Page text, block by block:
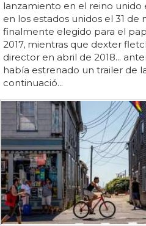
lanzamiento en el reino unido
en los estados unidos el 31 de
finalmente elegido para el
2017, mientras que dexter
director en abril de 2018...
había estrenado un trailer de
continuació...